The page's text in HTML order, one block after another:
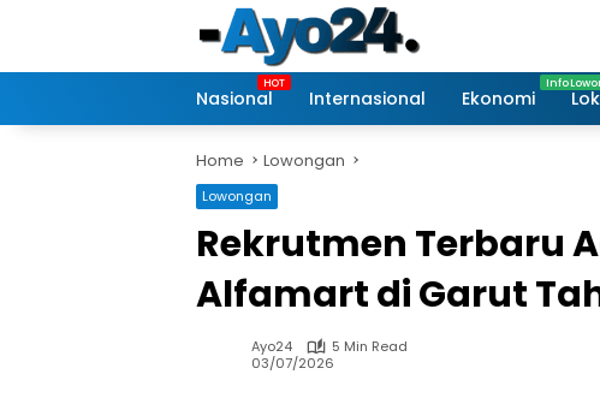
Nasional Internasional Ekonomi
Home Lowongan
Lowongan
Rekrutmen Terbaru
Alfamart di Garut
Ayo24
5 Min Read
03/07/2026